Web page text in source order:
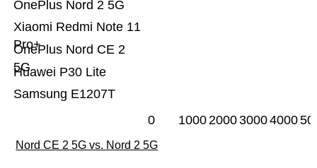
Samsung E1207T
Huawei P30 Lite
OnePlus Nord CE 2
5G
Xiaomi Redmi Note 11
Pro+
OnePlus Nord 2 5G
0 1000200030004000
Nord CE 2 5G vs. Nord 2 5G